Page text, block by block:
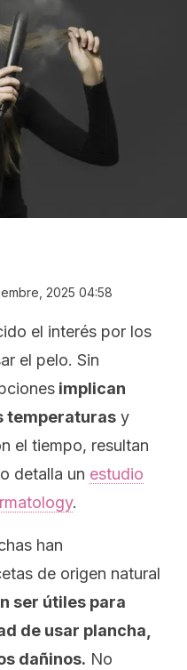
2025 04:58
el interés por los
el pelo. Sin
implican
temperaturas y
el tiempo, resultan
detalla un estudio
.
han
de origen natural
ser útiles para
de usar plancha,
dañinos. No